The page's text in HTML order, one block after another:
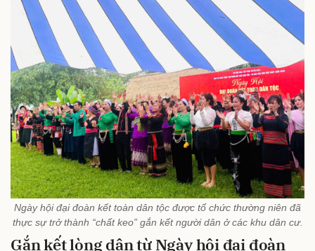
Ngày hội đại đoàn kết toàn dân tộc được tổ chức thường niên đã
thực sự trở thành “chất keo” gắn kết người dân ở các khu dân cư.
Gắn kết lòng dân từ Ngày hội đại đoàn